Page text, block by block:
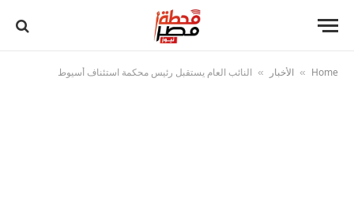
Home
» الأخبار » النائب العام يستقبل رئيس محكمة استئناف أسيوط